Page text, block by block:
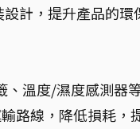
計，提升產品的環
、溫度/濕度感測器
路線，降低損耗，